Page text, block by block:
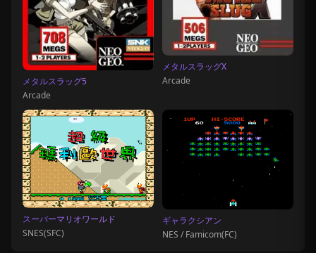
メタルスラッグ5
Arcade
メタルスラッグX
Arcade
スーパーマリオワールド
SNES(SFC)
ギャラクシアン
NES / Famicom(FC)